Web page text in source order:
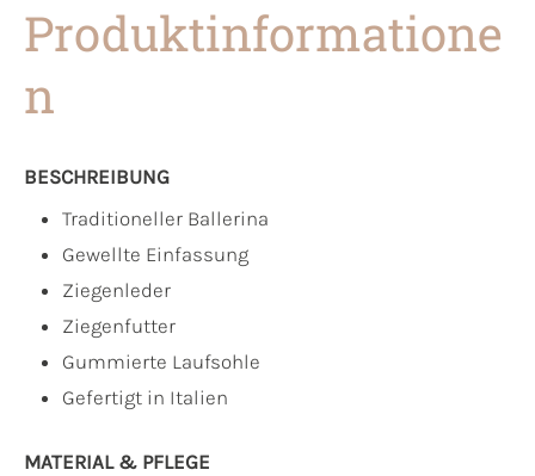
Produktinformatione
n
BESCHREIBUNG
Traditioneller Ballerina
Gewellte Einfassung
Ziegenleder
Ziegenfutter
Gummierte Laufsohle
Gefertigt in Italien
MATERIAL & PFLEGE